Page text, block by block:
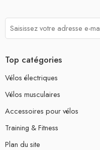
Top catégories
Vélos électriques
Vélos musculaires
Accessoires pour vélos
Training & Fitness
Plan du site